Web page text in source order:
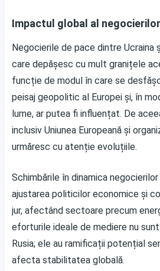
Impactul global al
Negocierile de pace dintre Ucraina
care depășesc cu mult granițele
funcție de modul în care se
peisaj geopolitic al Europei și, în
lume, ar putea fi influențat. De
inclusiv Uniunea Europeană și
urmăresc cu atenție evoluțiile.
Schimbările în dinamica
ajustarea politicilor economice și
jur, afectând sectoare precum
eforturile ideale de mediere nu
Rusia; ele au ramificații potențial
afecta stabilitatea globală.